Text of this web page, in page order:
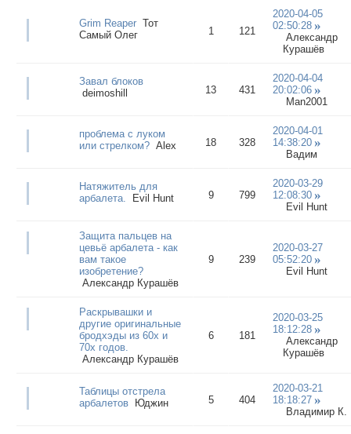
Grim Reaper Тот
Самый Олег
1 121
2020-04-05
02:50:28
Александр
Курашёв
Завал блоков
deimoshill
13 431
2020-04-04
20:02:06
Man2001
проблема с луком
или стрелком? Alex 18 328
2020-04-01
14:38:20
Вадим
Натяжитель для
арбалета.
Evil Hunt 9 799
2020-03-29
12:08:30
Evil Hunt
Защита пальцев на
цевьё арбалета - как
вам такое
изобретение?
Александр Курашёв
9 239
2020-03-27
05:52:20
Evil Hunt
Раскрывашки и
другие оригинальные
бродхэды из 60х и
70х годов.
Александр Курашёв
6 181
2020-03-25
18:12:28
Александр
Курашёв
Таблицы отстрела
арбалетов
Юджин 5 404
2020-03-21
18:18:27
Владимир К.